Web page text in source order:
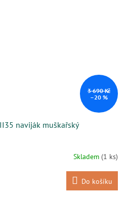
3 690 Kč
–20 %
naviják muškařský
Skladem (1 ks)
Do košíku